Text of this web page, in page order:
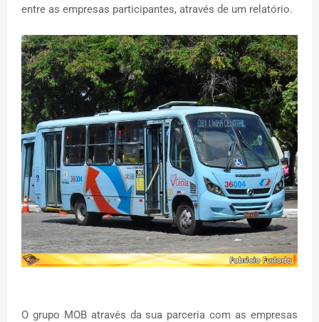
entre as empresas participantes, através de um relatório.
O grupo MOB através da sua parceria com as empresas